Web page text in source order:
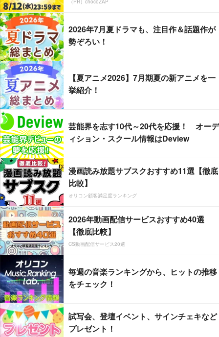
（PR）chocoZAP
2026年7月夏ドラマも、注目作＆話題作が
勢ぞろい！
【夏アニメ2026】7月期夏の新アニメを一
挙紹介！
芸能界を志す10代～20代を応援！ オーデ
ィション・スクール情報はDeview
漫画読み放題サブスクおすすめ11選【徹底
比較】
オリコン顧客満足度ランキング
2026年動画配信サービスおすすめ40選
【徹底比較】
CS動画配信サービス20選
毎週の音楽ランキングから、ヒットの推移
をチェック！
試写会、登壇イベント、サインチェキなど
プレゼント！